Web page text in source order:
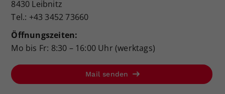
8430 Leibnitz
Tel.: +43 3452 73660
Öffnungszeiten:
Mo bis Fr: 8:30 – 16:00 Uhr (werktags)
Mail senden